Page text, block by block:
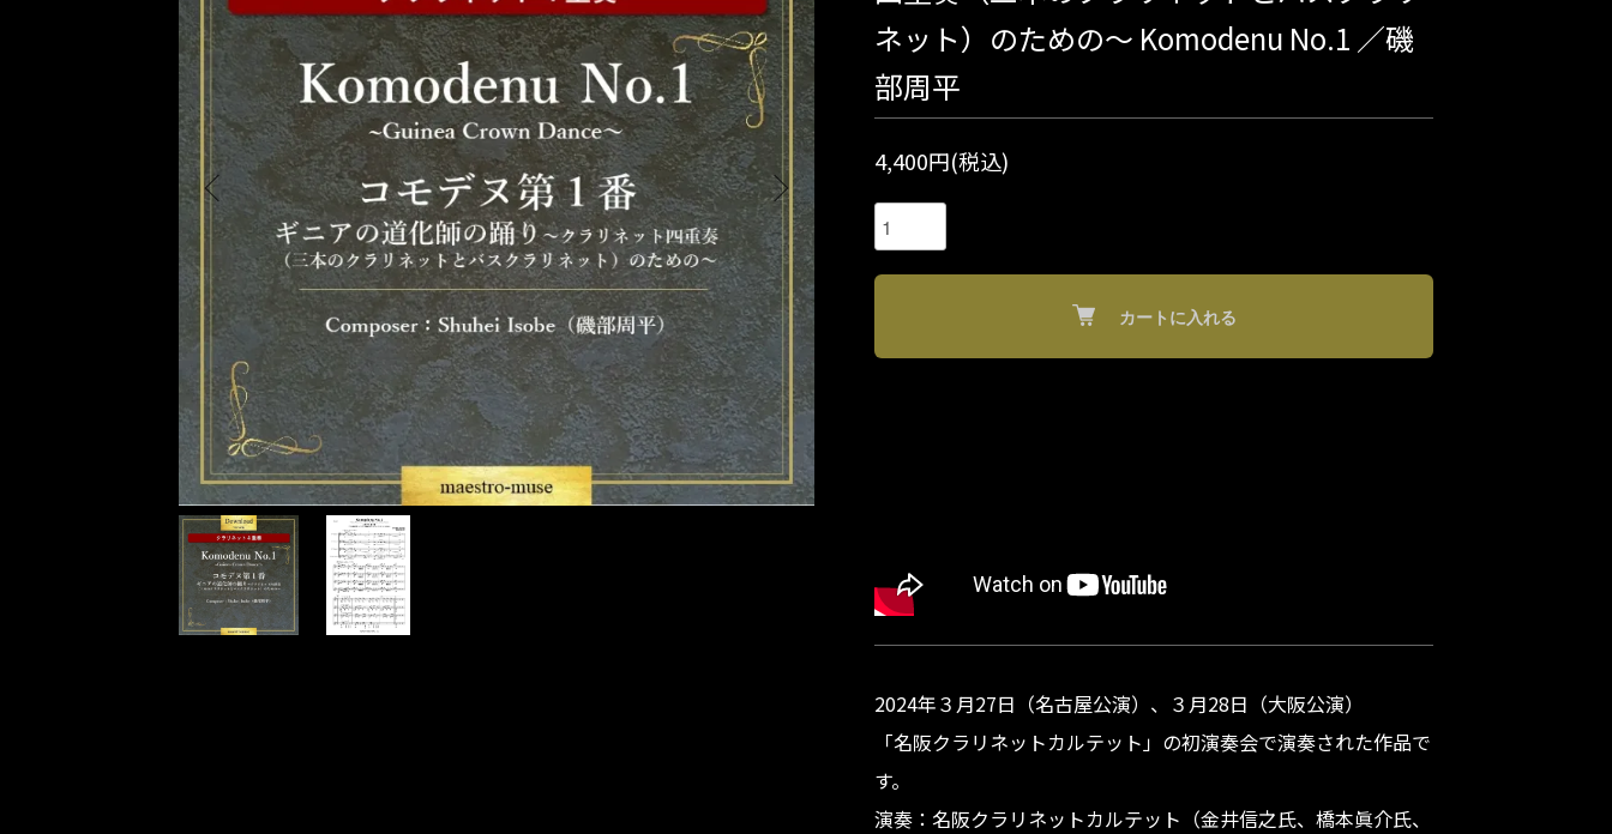
ネット）のための～ Komodenu No.1 ／磯
部周平
4,400円(税込)
カートに入れる
2024年３月27日（名古屋公演）、３月28日（大阪公演）
「名阪クラリネットカルテット」の初演奏会で演奏された作品で
す。
演奏：名阪クラリネットカルテット（金井信之氏、橋本眞介氏、